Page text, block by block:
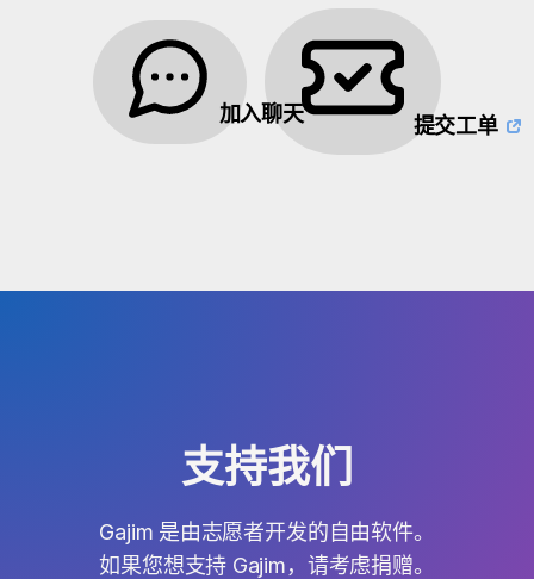
加入聊天 提交工单
支持我们
Gajim 是由志愿者开发的自由软件。
如果您想支持 Gajim，请考虑捐赠。